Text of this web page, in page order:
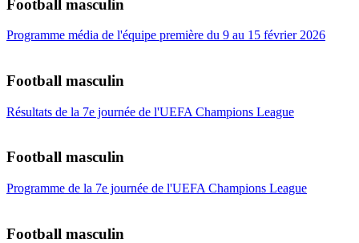
Football masculin
Programme média de l'équipe première du 9 au 15 février 2026
Football masculin
Résultats de la 7e journée de l'UEFA Champions League
Football masculin
Programme de la 7e journée de l'UEFA Champions League
Football masculin